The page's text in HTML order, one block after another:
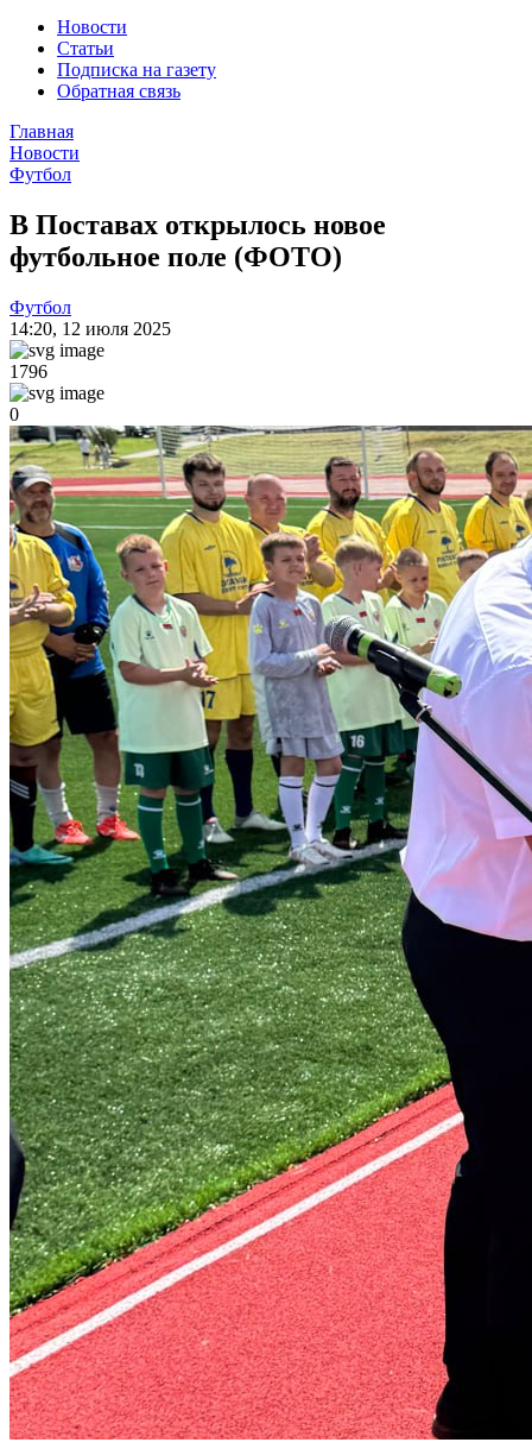
Новости
Статьи
Подписка на газету
Обратная связь
Главная
Новости
Футбол
В Поставах открылось новое
футбольное поле (ФОТО)
Футбол
14:20, 12 июля 2025
1796
0